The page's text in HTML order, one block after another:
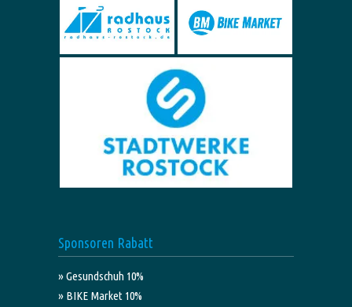
Sponsoren Rabatt
» Gesundschuh 10%
» BIKE Market 10%